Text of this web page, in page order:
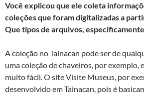
Você explicou que ele coleta
coleções que foram digitalizadas a
Que tipos de arquivos,
A coleção no Tainacan pode ser de
uma coleção de chaveiros, por exemplo,
muito fácil. O site Visite Museus, por
desenvolvido em Tainacan, pois é